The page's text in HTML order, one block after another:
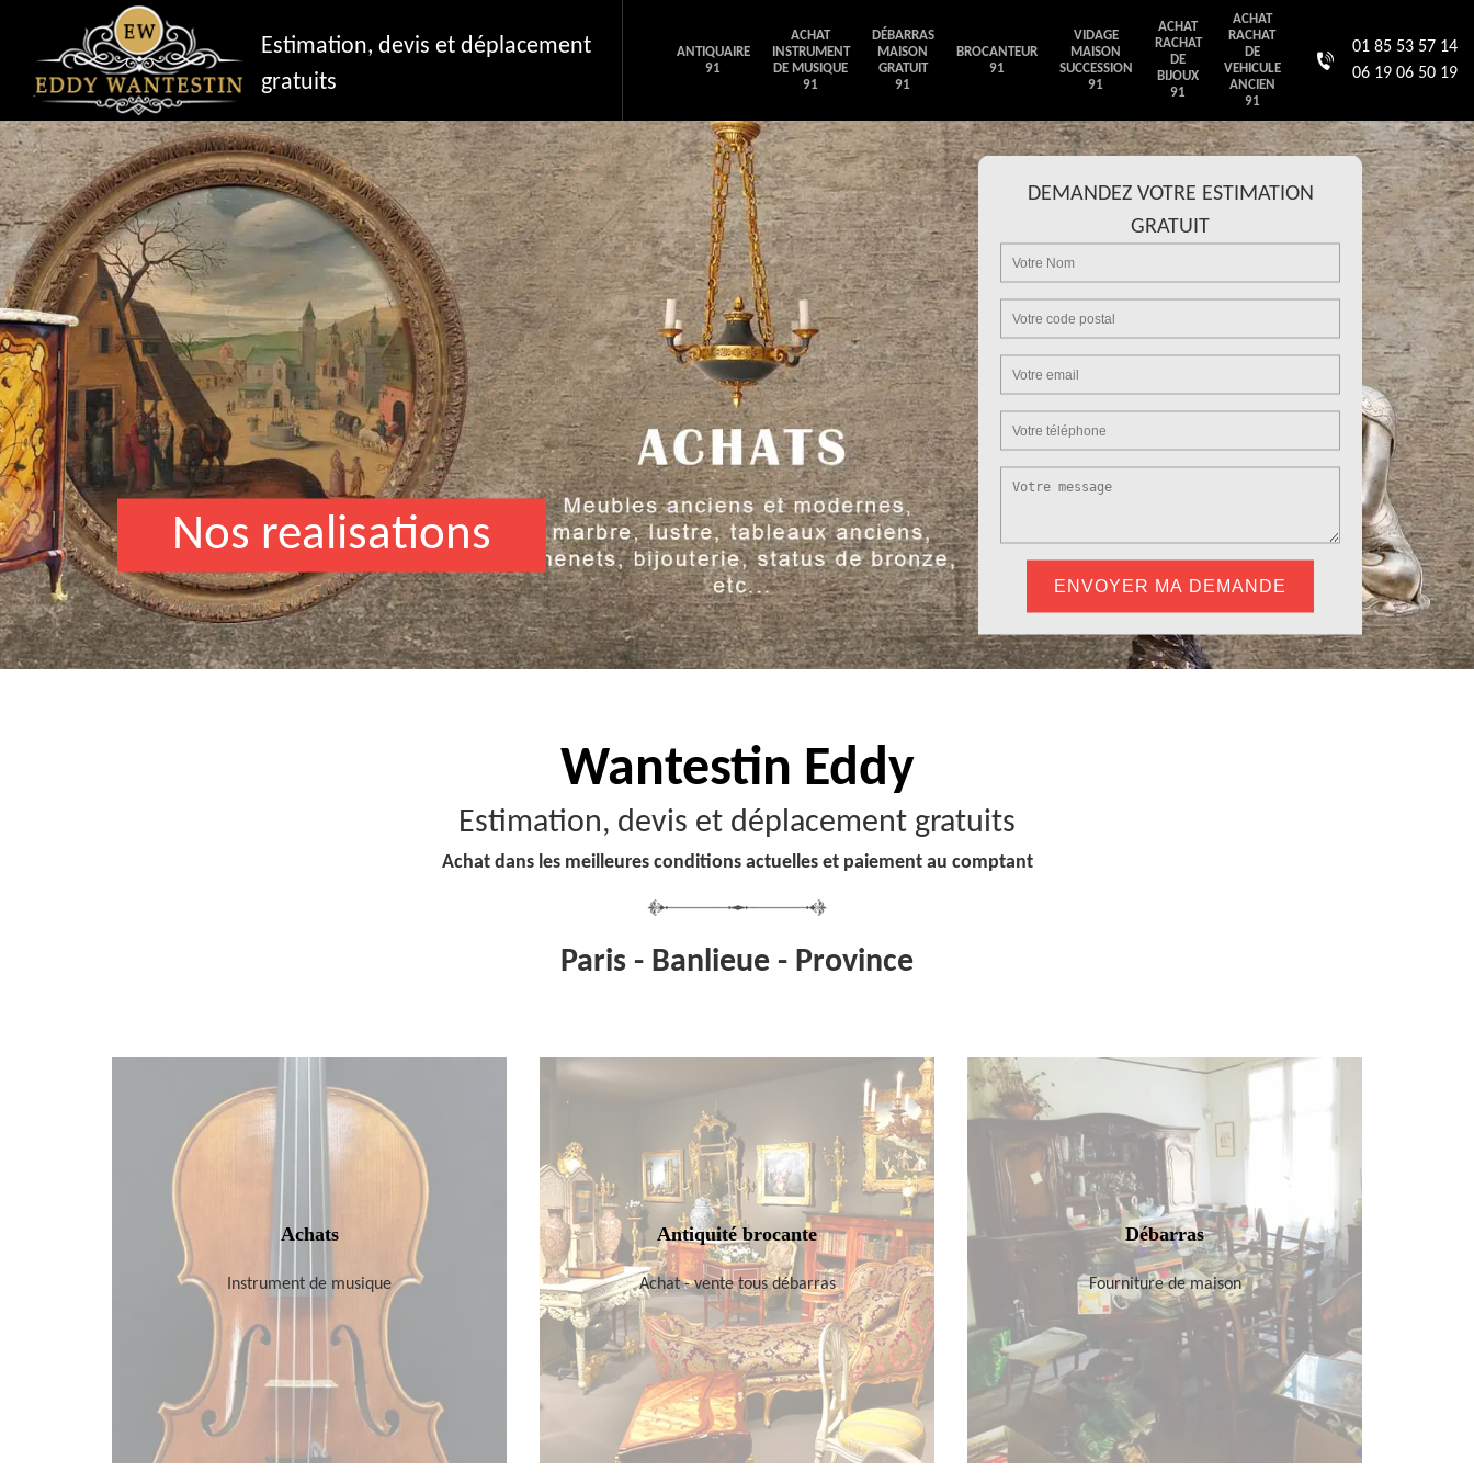
Estimation, devis et déplacement
gratuits
ANTIQUAIRE
91
ACHAT
INSTRUMENT
DE MUSIQUE
91
DÉBARRAS
MAISON
GRATUIT
91
BROCANTEUR
91
VIDAGE
MAISON
SUCCESSION
91
ACHAT
RACHAT
DE
BIJOUX
91
ACHAT
RACHAT
DE
VEHICULE
ANCIEN
91
01 85 53 57 14
06 19 06 50 19
Nos realisations
DEMANDEZ VOTRE ESTIMATION
GRATUIT
Wantestin Eddy
Estimation, devis et déplacement gratuits
Achat dans les meilleures conditions actuelles et paiement au comptant
Paris - Banlieue - Province
Achats
Instrument de musique
Antiquité brocante
Achat - vente tous débarras
Débarras
Fourniture de maison